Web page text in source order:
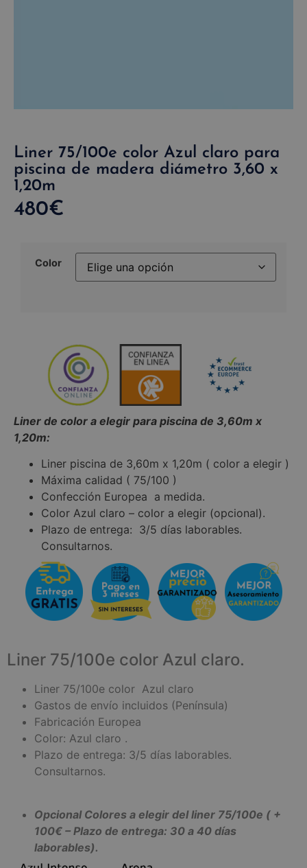
Liner 75/100e color Azul claro para
piscina de madera diámetro 3,60 x
1,20m
480€
Color
Liner de color a elegir para piscina de 3,60m x
1,20m:
Liner piscina de 3,60m x 1,20m ( color a elegir )
Máxima calidad ( 75/100 )
Confección Europea a medida.
Color Azul claro – color a elegir (opcional).
Plazo de entrega: 3/5 días laborables.
Consultarnos.
Liner 75/100e color Azul claro.
Liner 75/100e color Azul claro
Gastos de envío incluidos (Península)
Fabricación Europea
Color: Azul claro .
Plazo de entrega: 3/5 días laborables.
Consultarnos.
Opcional Colores a elegir del liner 75/100e ( +
100€ – Plazo de entrega: 30 a 40 días
laborables).